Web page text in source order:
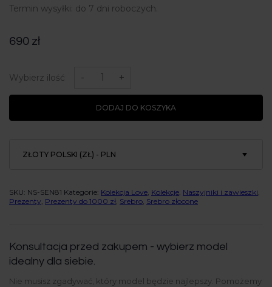
Termin wysyłki: do 7 dni roboczych.
690 zł
Wybierz ilość
Naszyjnik
Love
- +
DODAJ DO KOSZYKA
ZŁOTY POLSKI (ZŁ) - PLN
SKU: NS-SEN81 Kategorie: Kolekcja Love Kolekcje Naszyjniki i zawieszki
Prezenty Prezenty do 1000 zł Srebro Srebro złocone
Konsultacja przed zakupem - wybierz model
idealny dla siebie.
Nie musisz zgadywać, który model będzie najlepszy. Pomożemy